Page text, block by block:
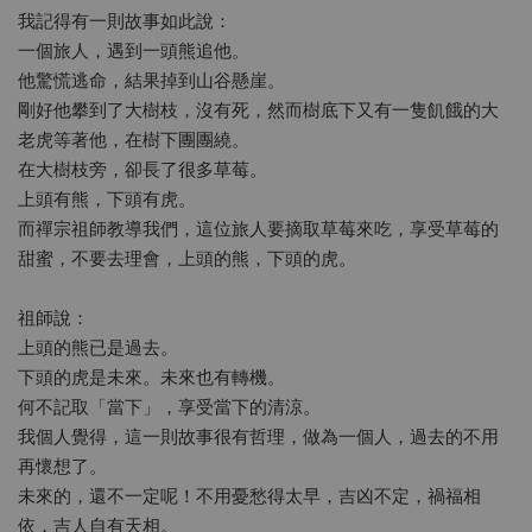
我記得有一則故事如此說：
一個旅人，遇到一頭熊追他。
他驚慌逃命，結果掉到山谷懸崖。
剛好他攀到了大樹枝，沒有死，然而樹底下又有一隻飢餓的大
老虎等著他，在樹下團團繞。
在大樹枝旁，卻長了很多草莓。
上頭有熊，下頭有虎。
而禪宗祖師教導我們，這位旅人要摘取草莓來吃，享受草莓的
甜蜜，不要去理會，上頭的熊，下頭的虎。
祖師說：
上頭的熊已是過去。
下頭的虎是未來。未來也有轉機。
何不記取「當下」，享受當下的清涼。
我個人覺得，這一則故事很有哲理，做為一個人，過去的不用
再懷想了。
未來的，還不一定呢！不用憂愁得太早，吉凶不定，禍福相
依，吉人自有天相。